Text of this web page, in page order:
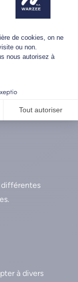
godet
différentes
à divers